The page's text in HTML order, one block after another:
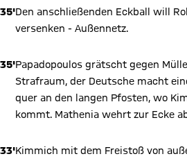
35'Den anschließenden Eckball will
versenken - Außennetz.
35'Papadopoulos grätscht gegen
Strafraum, der Deutsche macht
quer an den langen Pfosten, wo
kommt. Mathenia wehrt zur Ecke
33'Kimmich mit dem Freistoß von